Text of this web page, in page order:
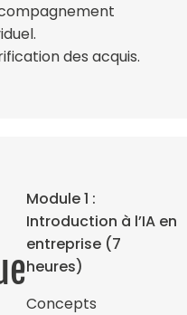
des acquis.
Module 1 :
Introduction à l’IA en
entreprise (7
heures)
Concepts